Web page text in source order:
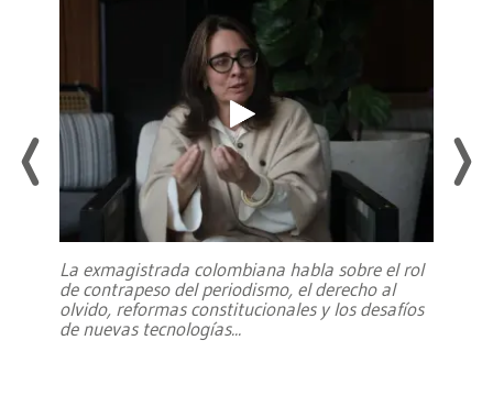
La exmagistrada colombiana habla sobre el rol
de contrapeso del periodismo, el derecho al
olvido, reformas constitucionales y los desafíos
de nuevas tecnologías...